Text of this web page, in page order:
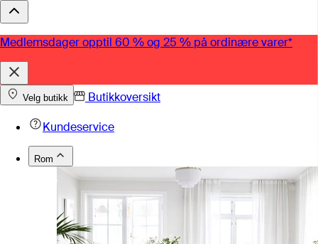
Medlemsdager opptil 60 % og 25 % på ordinære varer*
Velg butikk
Butikkoversikt
Kundeservice
Rom